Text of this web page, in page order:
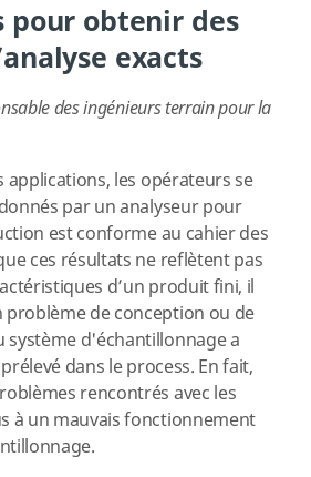
pour obtenir des
exacts
des ingénieurs terrain pour la
applications, les opérateurs se
par un analyseur pour
est conforme au cahier des
ces résultats ne reflètent pas
d’un produit fini, il
problème de conception ou de
d'échantillonnage a
dans le process. En fait,
rencontrés avec les
à un mauvais fonctionnement